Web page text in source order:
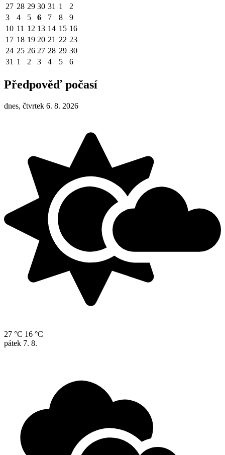
27 28 29 30 31 1
2
3
4 5 6 7 8
9
10 11 12 13 14 15 16
17 18 19 20 21 22 23
24 25 26 27 28 29 30
31 1 2 3 4 5 6
Předpověď počasí
dnes, čtvrtek 6. 8. 2026
27 °C 16 °C
pátek 7. 8.